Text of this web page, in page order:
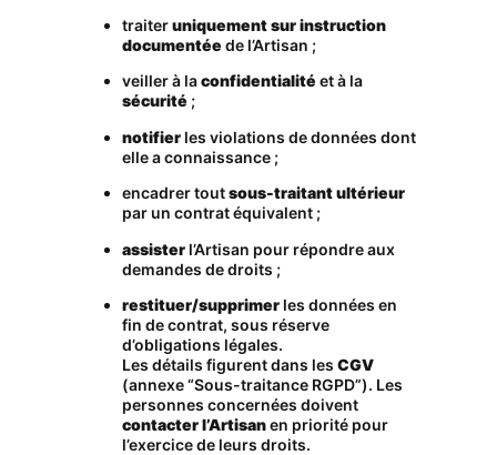
traiteruniquement sur instruction
documentée de l’Artisan ;
veiller à laconfidentialité et à la
sécurité ;
notifier les violations de données dont
elle a connaissance ;
encadrer toutsous-traitant ultérieur
par un contrat équivalent ;
assister l’Artisan pour répondre aux
demandes de droits ;
restituer/supprimer les données en
fin de contrat, sous réserve
d’obligations légales.
Les détails figurent dans lesCGV
(annexe “Sous-traitance RGPD”). Les
personnes concernées doivent
contacter l’Artisanen priorité pour
l’exercice de leurs droits.